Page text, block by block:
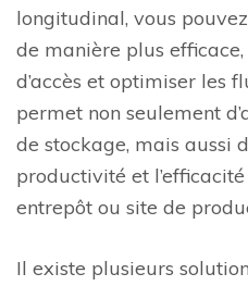
longitudinal, vous
de manière plus
d’accès et optimiser les
permet non seulement
de stockage, mais aussi
productivité et
entrepôt ou site de
Il existe plusieurs